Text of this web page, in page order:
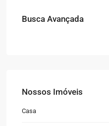
Busca Avançada
Nossos Imóveis
Casa